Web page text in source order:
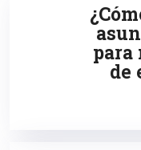
para
de